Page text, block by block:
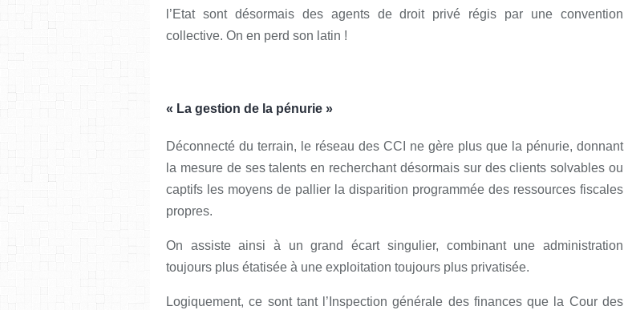
l’Etat sont désormais des agents de droit privé régis par une convention
collective. On en perd son latin !
« La gestion de la pénurie »
Déconnecté du terrain, le réseau des CCI ne gère plus que la pénurie, donnant
la mesure de ses talents en recherchant désormais sur des clients solvables ou
captifs les moyens de pallier la disparition programmée des ressources fiscales
propres.
On assiste ainsi à un grand écart singulier, combinant une administration
toujours plus étatisée à une exploitation toujours plus privatisée.
Logiquement, ce sont tant l’Inspection générale des finances que la Cour des